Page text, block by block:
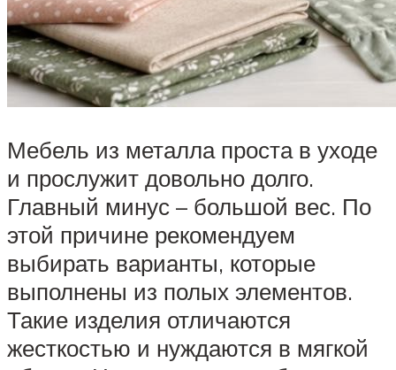
Мебель из металла проста в уходе
и прослужит довольно долго.
Главный минус – большой вес. По
этой причине рекомендуем
выбирать варианты, которые
выполнены из полых элементов.
Такие изделия отличаются
жесткостью и нуждаются в мягкой